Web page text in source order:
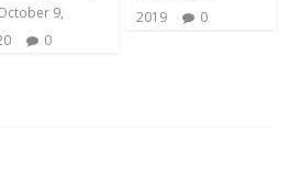
9,
0
2019
0